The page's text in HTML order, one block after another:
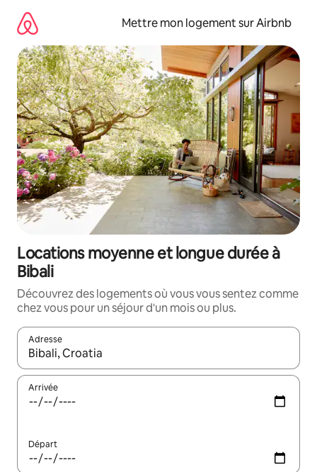
directement
contenu
Mettre mon logement sur Airbnb
Locations moyenne et longue durée à
Bibali
Découvrez des logements où vous vous sentez comme
chez vous pour un séjour d'un mois ou plus.
Adresse
Lorsque les résultats s'affichent, utilisez les flèches vers le
Arrivée
Départ